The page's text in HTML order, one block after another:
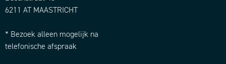
6211 AT MAASTRICHT
* Bezoek alleen mogelijk na
telefonische afspraak